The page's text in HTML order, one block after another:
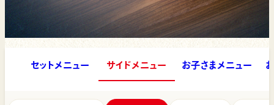
セットメニュー サイドメニュー お子さまメニュー